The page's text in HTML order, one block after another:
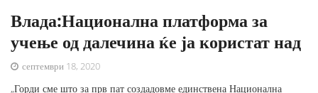
Влада:Национална платформа за
учење од далечина ќе ја користат над
септември 18, 2020
„Горди сме што за прв пат создадовме единствена Национална